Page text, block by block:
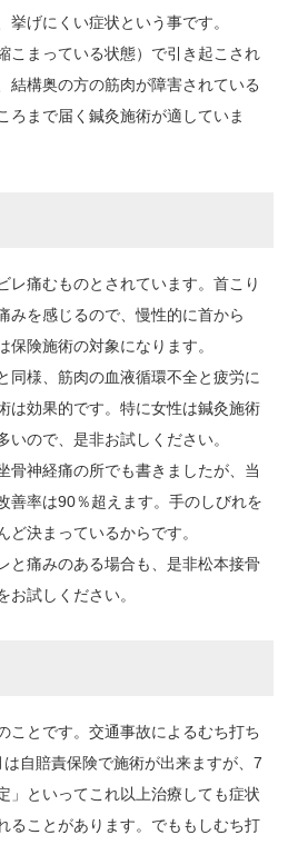
挙げにくい症状という事です。
こまっている状態）で引き起こされ
結構奥の方の筋肉が障害されている
ろまで届く鍼灸施術が適していま
レ痛むものとされています。首こり
みを感じるので、慢性的に首から
保険施術の対象になります。
同様、筋肉の血液循環不全と疲労に
は効果的です。特に女性は鍼灸施術
いので、是非お試しください。
骨神経痛の所でも書きましたが、当
善率は90％超えます。手のしびれを
ど決まっているからです。
と痛みのある場合も、是非松本接骨
お試しください。
ことです。交通事故によるむち打ち
自賠責保険で施術が出来ますが、7
」といってこれ以上治療しても症状
ることがあります。でももしむち打